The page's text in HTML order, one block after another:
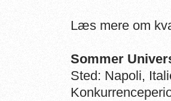
Læs mere om
Sommer
Sted: Napoli,